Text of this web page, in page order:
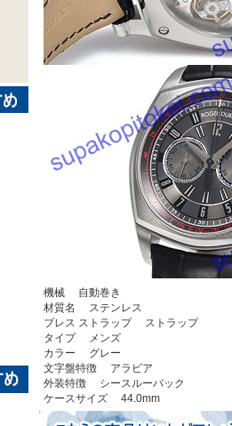
機械 自動巻き
材質名 ステンレス
ブレス ストラップ ストラップ
タイプ メンズ
カラー グレー
文字盤特徴 アラビア
外装特徴 シースルーバック
ケースサイズ 44.0mm